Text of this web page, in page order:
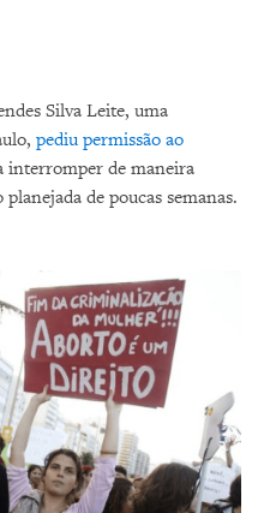
Silva Leite, uma
pediu permissão ao
interromper de maneira
de poucas semanas.